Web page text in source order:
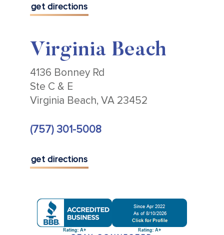
get directions
Virginia Beach
4136 Bonney Rd
Ste C & E
Virginia Beach, VA 23452
(757) 301-5008
get directions